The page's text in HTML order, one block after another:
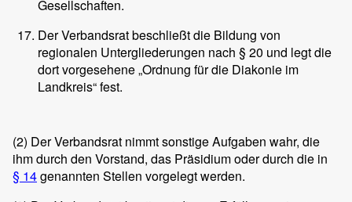
Gesellschaften.
Der Verbandsrat beschließt die Bildung von
regionalen Untergliederungen nach § 20 und legt die
dort vorgesehene „Ordnung für die Diakonie im
Landkreis“ fest.
(2) Der Verbandsrat nimmt sonstige Aufgaben wahr, die
ihm durch den Vorstand, das Präsidium oder durch die in
§ 14genannten Stellen vorgelegt werden.